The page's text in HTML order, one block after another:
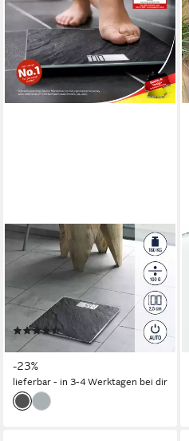
SOEHNLE
Personenwaage Style Sense
Compact 300 Slate, 1-tlg.,
LCD-Anzeige, flaches Design,
bis 180kg, kg/lb/st, inkl.
Batterien (103)
ab 19,99 € UVP25,99 €
-23%
lieferbar - in 3-4 Werktagen bei dir